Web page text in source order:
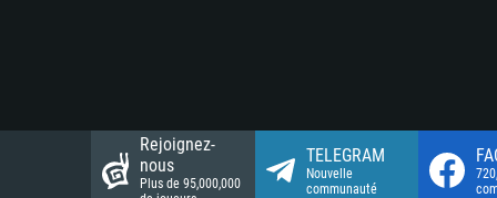
Rejoignez-
nous
Plus de 95,000,000
TELEGRAM
Nouvelle
communauté